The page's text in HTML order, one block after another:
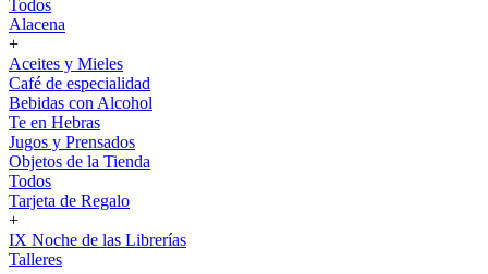
Todos
Alacena
+
Aceites y Mieles
Café de especialidad
Bebidas con Alcohol
Te en Hebras
Jugos y Prensados
Objetos de la Tienda
Todos
Tarjeta de Regalo
+
IX Noche de las Librerías
Talleres